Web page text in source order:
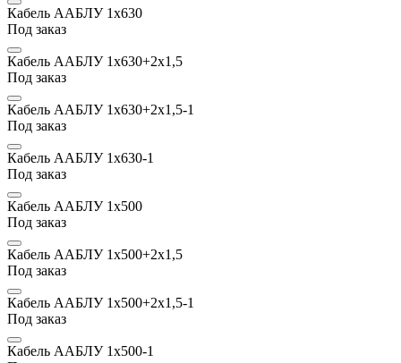
Кабель ААБЛУ 1х630
Под заказ
Кабель ААБЛУ 1х630+2х1,5
Под заказ
Кабель ААБЛУ 1х630+2х1,5-1
Под заказ
Кабель ААБЛУ 1х630-1
Под заказ
Кабель ААБЛУ 1х500
Под заказ
Кабель ААБЛУ 1х500+2х1,5
Под заказ
Кабель ААБЛУ 1х500+2х1,5-1
Под заказ
Кабель ААБЛУ 1х500-1